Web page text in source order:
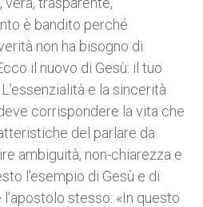
è bandito perché
non ha bisogno di
il nuovo di Gesù: il tuo
e la sincerità
corrispondere la vita che
del parlare da
ambiguità, non-chiarezza e
l’esempio di Gesù e di
stesso: «In questo